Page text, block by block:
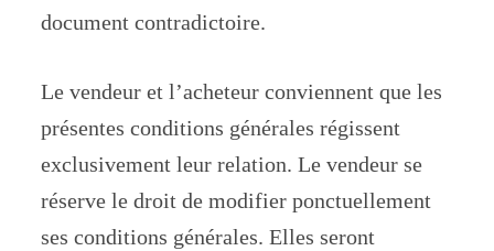
document contradictoire.
Le vendeur et l’acheteur conviennent que les
présentes conditions générales régissent
exclusivement leur relation. Le vendeur se
réserve le droit de modifier ponctuellement
ses conditions générales. Elles seront